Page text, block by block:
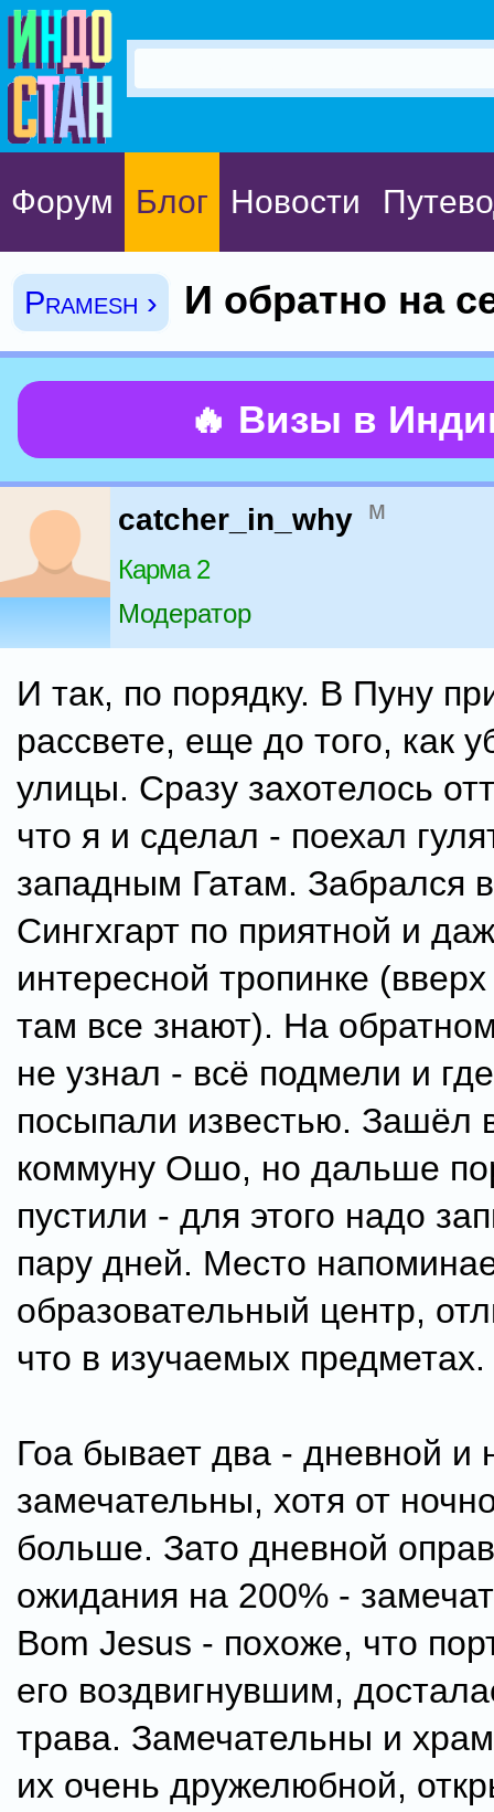
Форум Блог Новости
Pramesh › И обратно на
🔥 Визы в
catcher_in_why м
Карма 2
Модератор
И так, по порядку. В Пуну
рассвете, еще до того, как
улицы. Сразу захотелось
что я и сделал - поехал
западным Гатам. Забрался
Сингхгарт по приятной и
интересной тропинке
там все знают). На
не узнал - всё подмели и
посыпали известью. Зашёл
коммуну Ошо, но дальше
пустили - для этого надо
пару дней. Место
образовательный центр,
что в изучаемых предметах.
Гоа бывает два - дневной и
замечательны, хотя от
больше. Зато дневной
ожидания на 200% -
Bom Jesus - похоже, что
его воздвигнувшим,
трава. Замечательны и
их очень дружелюбной,